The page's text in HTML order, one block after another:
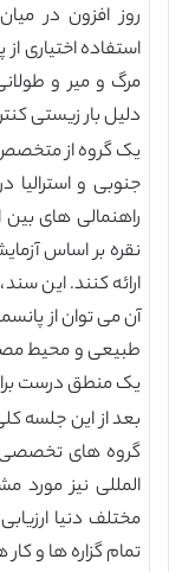
روز افزون در
استفاده اختیاری
مرگ و میر و
دلیل بار زیستی
یک گروه از متخصص
راهنمالی های بین
نقره بر اساس
ارائه کنند. این
آن می توان از
طبیعی و محیط
یک منطق درست
بعد از این جلسه
گروه های تخصصی
المللی نیز مورد
مختلف دنیا
تمام گزاره ها و